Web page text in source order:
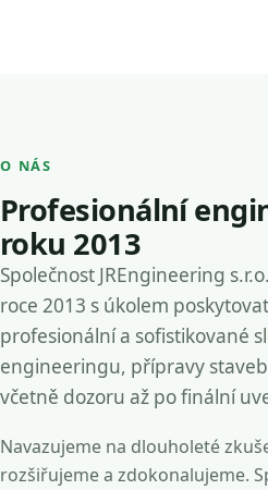
O NÁS
Profesionální
roku 2013
Společnost JREngineering
roce 2013 s úkolem
profesionální a sofistikované
engineeringu, přípravy
včetně dozoru až po finální
Navazujeme na dlouholeté
rozšiřujeme a zdokonalujeme.